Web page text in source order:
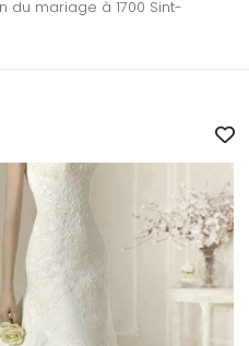
mariage à 1700 Sint-